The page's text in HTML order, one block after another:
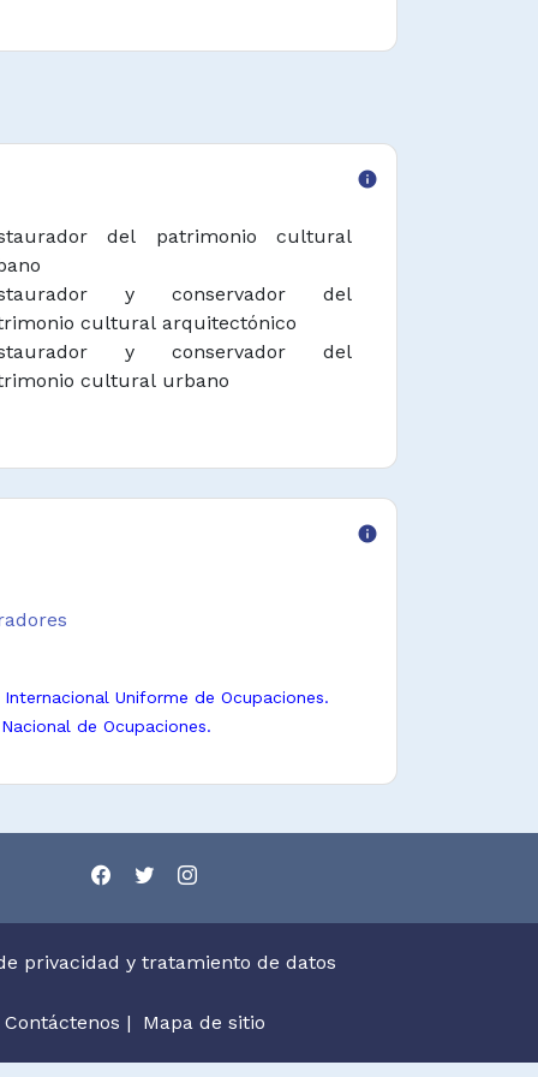
info
del patrimonio cultural
y conservador del
cultural arquitectónico
y conservador del
cultural urbano
info
Internacional Uniforme de Ocupaciones.
de Ocupaciones.
privacidad y tratamiento de datos
Contáctenos | Mapa de sitio